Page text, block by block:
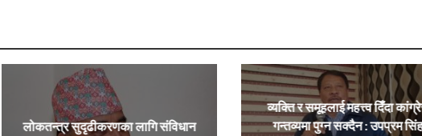
लोकतन्त्र सुदृढीकरणका लागि संविधान
व्यक्ति र समूहलाई महत्त्व दिँदा
गन्तव्यमा पुग्न सक्दैन : उपप्रम